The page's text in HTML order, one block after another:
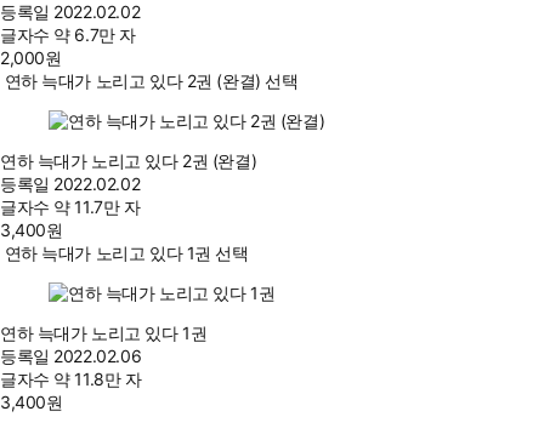
등록일 2022.02.02
글자수 약 6.7만 자
2,000원
연하 늑대가 노리고 있다 2권 (완결) 선택
연하 늑대가 노리고 있다 2권 (완결)
등록일 2022.02.02
글자수 약 11.7만 자
3,400원
연하 늑대가 노리고 있다 1권 선택
연하 늑대가 노리고 있다 1권
등록일 2022.02.06
글자수 약 11.8만 자
3,400원